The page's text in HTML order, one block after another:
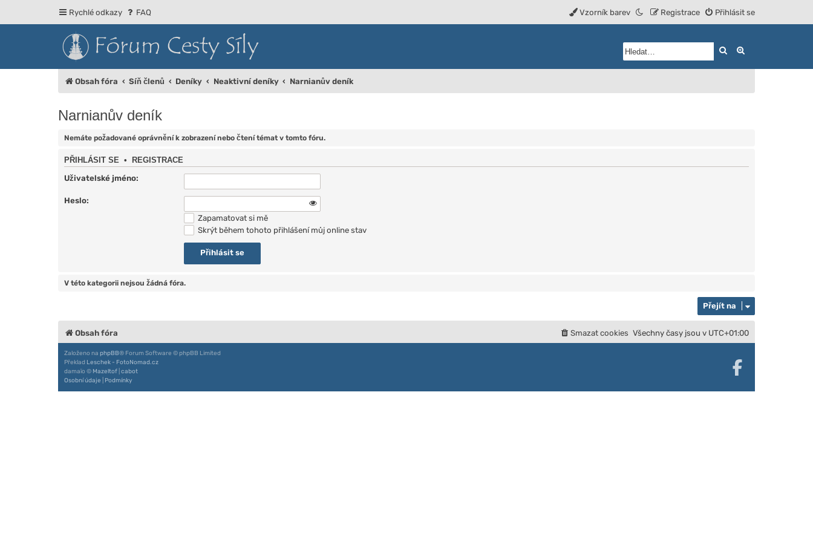
Rychlé odkazy FAQ Přihlásit se
Registrace
Vzorník barev
Hledat
Obsah fóra Síň členů Deníky Neaktivní deníky Narnianův deník
Narnianův deník
Nemáte požadované oprávnění k zobrazení nebo čtení témat v tomto fóru.
PŘIHLÁSIT SE • REGISTRACE
Uživatelské jméno:
Heslo:
Zapamatovat si mě
Skrýt během tohoto přihlášení můj online stav
V této kategorii nejsou žádná fóra.
Přejít na
Obsah fóra Všechny časy jsou v UTC+01:00
Smazat cookies
Založeno na phpBB® Forum Software © phpBB Limited
Překlad Leschek - FotoNomad.cz
damaïo © Mazeltof cabot
Osobní údaje
Podmínky